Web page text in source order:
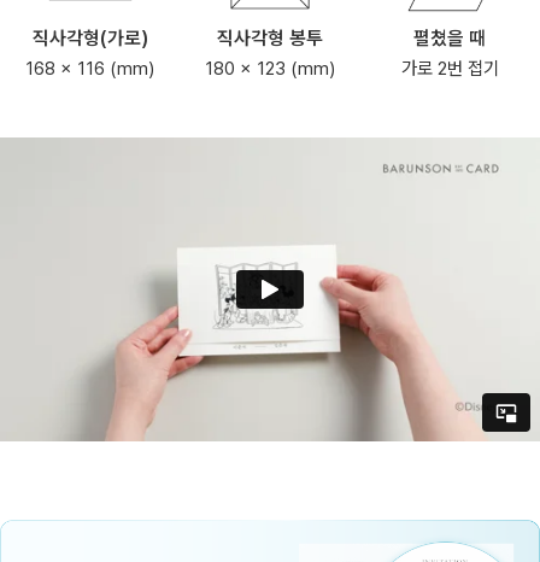
직사각형(가로)
168 x 116 (mm)
직사각형 봉투
180 x 123 (mm)
펼쳤을 때
가로 2번 접기